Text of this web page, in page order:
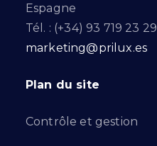
Espagne
Tél. : (+34) 93 719 23 29
marketing@prilux.es
Plan du site
Contrôle et gestion